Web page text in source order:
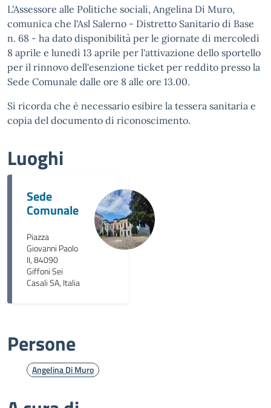
L'Assessore alle Politiche sociali, Angelina Di Muro,
comunica che l'Asl Salerno - Distretto Sanitario di Base
n. 68 - ha dato disponibilità per le giornate di mercoledì
8 aprile e lunedì 13 aprile per l'attivazione dello sportello
per il rinnovo dell'esenzione ticket per reddito presso la
Sede Comunale dalle ore 8 alle ore 13.00.
Si ricorda che è necessario esibire la tessera sanitaria e
copia del documento di riconoscimento.
Luoghi
Sede
Comunale
Piazza
Giovanni Paolo
II, 84090
Giffoni Sei
Casali SA, Italia
Persone
Angelina Di Muro